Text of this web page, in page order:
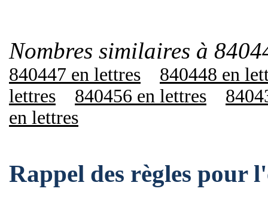
Nombres similaires à
840447 en lettres
840448 en
lettres
840456 en lettres
en lettres
Rappel des règles pour